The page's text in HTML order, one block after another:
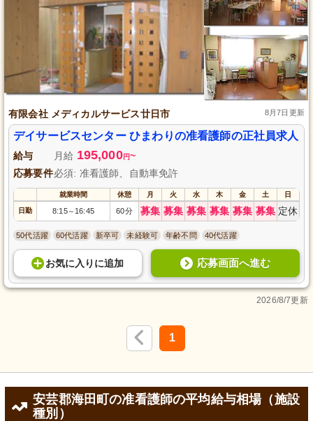
有限会社 メディカルサービス廿日市 8月7日更新
デイサービスセンター ひまわりの准看護師の正社員求人
給与 月給 195,000円~
応募要件必須: 准看護師、自動車免許
就業時間 休憩 月 火 水 木 金 土 日
日勤 8:15～ 16:45 60分 募集 募集 募集 募集 募集 募集 定休
50代活躍 60代活躍 新卒可 未経験可 年齢不問 40代活躍
お気に入り に追加 応募画面へ進む
2026/8/7更新
1
安芸郡海田町の准看護師の平均給与相場（施設
種別）